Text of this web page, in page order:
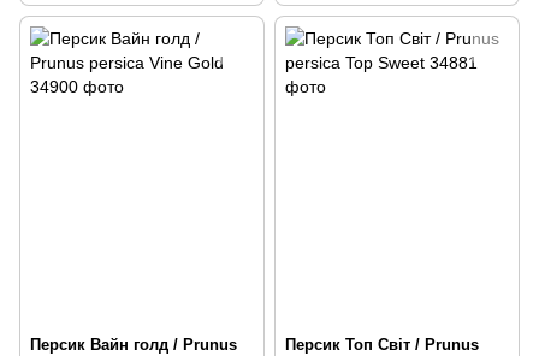
Персик Вайн голд / Prunus
Персик Топ Світ / Prunus